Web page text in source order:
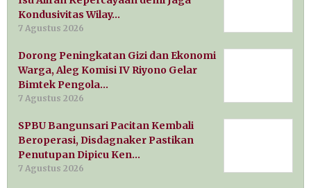
Kondusivitas Wilay…
7 Agustus 2026
Dorong Peningkatan Gizi dan Ekonomi
Warga, Aleg Komisi IV Riyono Gelar
Bimtek Pengola…
7 Agustus 2026
SPBU Bangunsari Pacitan Kembali
Beroperasi, Disdagnaker Pastikan
Penutupan Dipicu Ken…
7 Agustus 2026